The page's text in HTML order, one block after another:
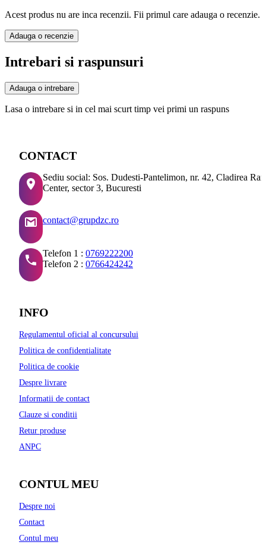
Acest produs nu are inca recenzii. Fii primul care adauga o recenzie.
Adauga o recenzie
Intrebari si raspunsuri
Adauga o intrebare
Lasa o intrebare si in cel mai scurt timp vei primi un raspuns
CONTACT
Sediu social: Sos. Dudesti-Pantelimon, nr. 42, Cladirea
Center, sector 3, Bucuresti
contact@grupdzc.ro
Telefon 1 : 0769222200
Telefon 2 : 0766424242
INFO
Regulamentul oficial al concursului
Politica de confidentialitate
Politica de cookie
Despre livrare
Informatii de contact
Clauze si conditii
Retur produse
ANPC
CONTUL MEU
Despre noi
Contact
Contul meu